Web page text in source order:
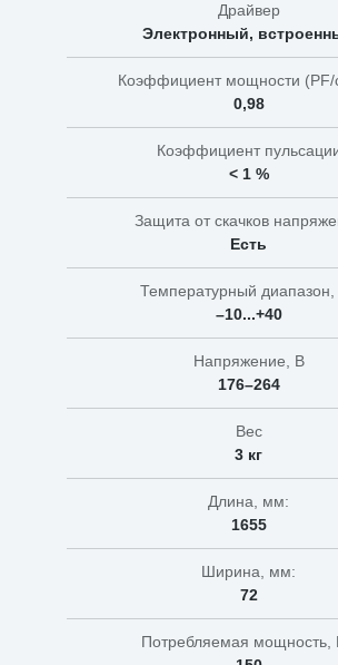
Драйвер
Электронный,
Коэффициент мощности (PF/
0,98
Коэффициент
< 1 %
Защита от скачков
Есть
Температурный диапазон,
–10...+40
Напряжение, В
176–264
Вес
3 кг
Длина, мм:
1655
Ширина, мм:
72
Потребляемая мощность,